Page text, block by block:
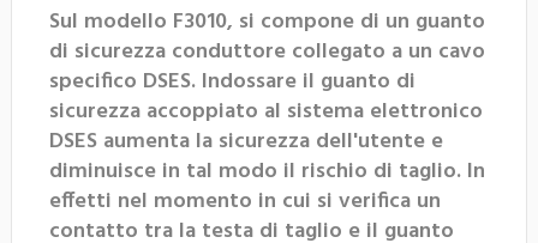
Sul modello F3010, si compone di un guanto
di sicurezza conduttore collegato a un cavo
specifico DSES. Indossare il guanto di
sicurezza accoppiato al sistema elettronico
DSES aumenta la sicurezza dell'utente e
diminuisce in tal modo il rischio di taglio. In
effetti nel momento in cui si verifica un
contatto tra la testa di taglio e il guanto